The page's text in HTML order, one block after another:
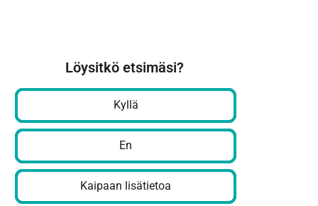
Löysitkö etsimäsi?
Kyllä
En
Kaipaan lisätietoa